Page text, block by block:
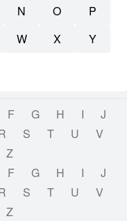
N O
P
W X
Y
F G H I
J
S T U
V
Z
F G H I
J
S T U
V
Z